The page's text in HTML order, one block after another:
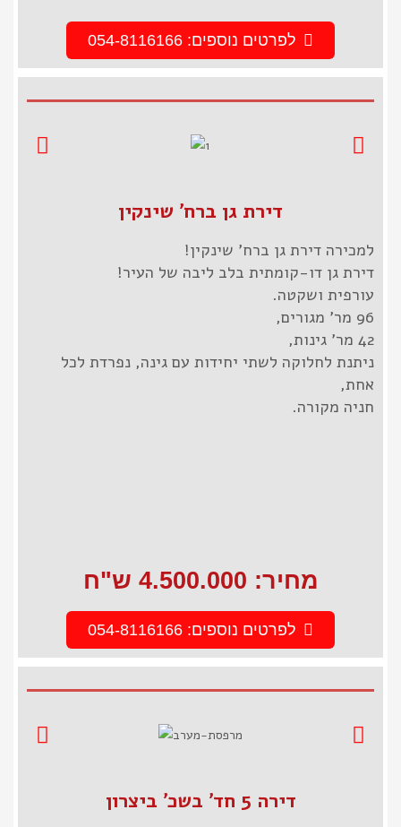
לפרטים נוספים: 054-8116166
דירת גן ברח' שינקין
למכירה דירת גן ברח' שינקין!
דירת גן דו-קומתית בלב ליבה של העיר!
עורפית ושקטה.
96 מר' מגורים,
42 מר' גינות,
ניתנת לחלוקה לשתי יחידות עם גינה, נפרדת לכל
אחת,
חניה מקורה.
מחיר: 4.500.000 ש"ח
לפרטים נוספים: 054-8116166
דירה 5 חד' בשכ' ביצרון